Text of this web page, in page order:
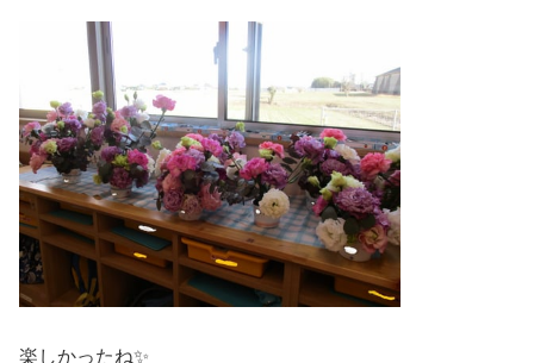
楽しかったね✨